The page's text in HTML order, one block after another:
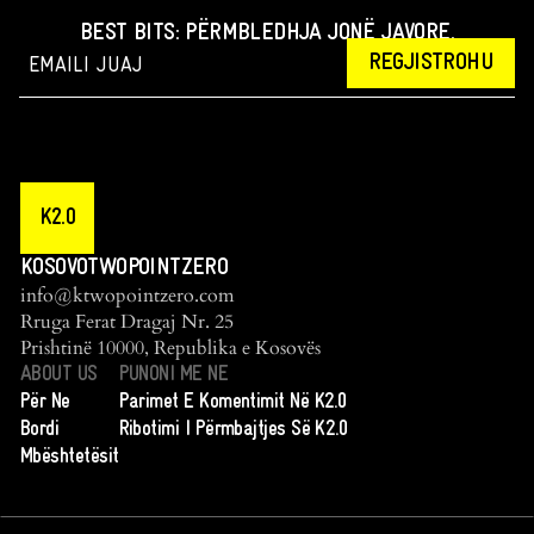
BEST BITS: PËRMBLEDHJA JONË JAVORE.
REGJISTROHU
K2.0
KOSOVOTWOPOINTZERO
info@ktwopointzero.com
Rruga Ferat Dragaj Nr. 25
Prishtinë 10000, Republika e Kosovës
ABOUT US
Për Ne
Bordi
Mbështetësit
PUNONI ME NE
Parimet E Komentimit Në K2.0
Ribotimi I Përmbajtjes Së K2.0